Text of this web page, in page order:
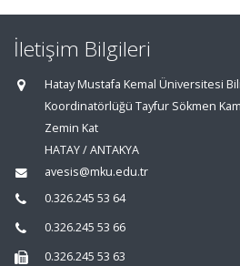
İletişim Bilgileri
Hatay Mustafa Kemal Üniversitesi
Koordinatörlüğü Tayfur Sökmen
Zemin Kat
HATAY / ANTAKYA
avesis@mku.edu.tr
0.326.245 53 64
0.326.245 53 66
0.326.245 53 63